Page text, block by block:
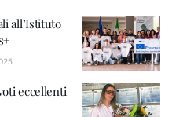
all’Istituto
eccellenti